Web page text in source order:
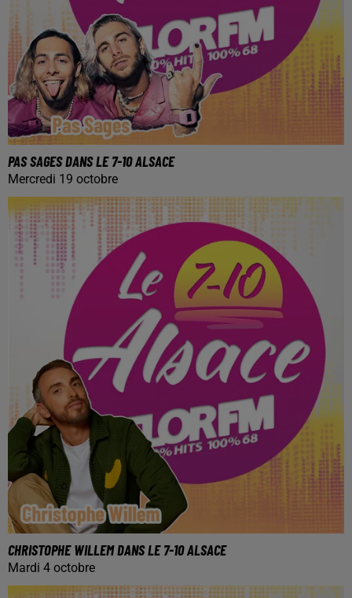
PAS SAGES DANS LE 7-10 ALSACE
Mercredi 19 octobre
CHRISTOPHE WILLEM DANS LE 7-10 ALSACE
Mardi 4 octobre